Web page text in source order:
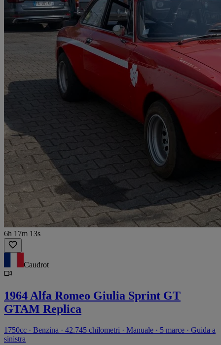
6h 17m 13s
Caudrot
1964 Alfa Romeo Giulia Sprint GT
GTAM Replica
1750cc · Benzina · 42.745 chilometri · Manuale · 5 marce · Guida a
sinistra